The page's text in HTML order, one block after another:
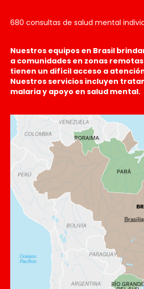
680 consultas de salud mental
Nuestros equipos en Brasil
a comunidades en zonas
tienen un difícil acceso a
Nuestros servicios incluyen
malaria y apoyo en salud mental.